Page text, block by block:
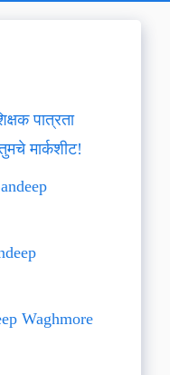
पात्रता
मार्कशीट!
Waghmore